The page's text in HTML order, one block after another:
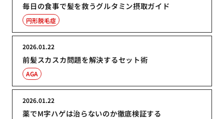
毎日の食事で髪を救うグルタミン摂取ガイド
円形脱毛症
前髪スカスカ問題を解決するセット術
2026.01.22
AGA
薬でM字ハゲは治らないのか徹底検証する
2026.01.22